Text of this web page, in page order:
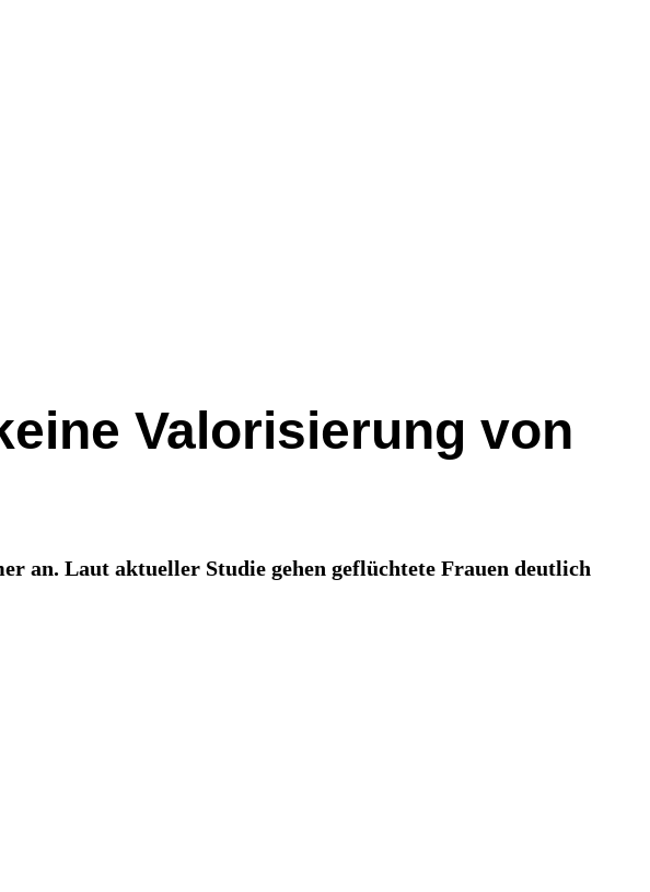
Valorisierung von
an. Laut aktueller Studie gehen geflüchtete Frauen deutlich